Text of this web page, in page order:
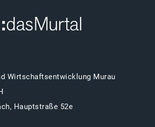
Wirtschaftsentwicklung Murau
Hauptstraße 52e